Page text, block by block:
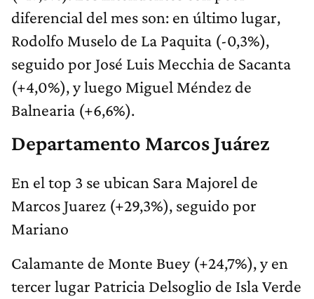
diferencial del mes son: en último lugar,
Rodolfo Muselo de La Paquita (-0,3%),
seguido por José Luis Mecchia de Sacanta
(+4,0%), y luego Miguel Méndez de
Balnearia (+6,6%).
Departamento Marcos Juárez
En el top 3 se ubican Sara Majorel de
Marcos Juarez (+29,3%), seguido por
Mariano
Calamante de Monte Buey (+24,7%), y en
tercer lugar Patricia Delsoglio de Isla Verde